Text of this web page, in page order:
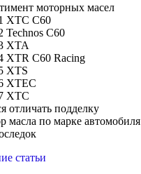
моторных масел
XTC C60
Technos C60
XTA
XTR C60 Racing
XTS
XTEC
XTC
отличать подделку
масла по марке автомобиля
статьи